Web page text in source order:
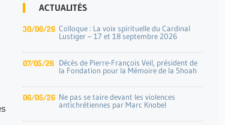
ACTUALITÉS
30/06/26 Colloque : La voix spirituelle du Cardinal
Lustiger – 17 et 18 septembre 2026
07/05/26 Décès de Pierre-François Veil, président de
la Fondation pour la Mémoire de la Shoah
06/05/26 Ne pas se taire devant les violences
antichrétiennes par Marc Knobel